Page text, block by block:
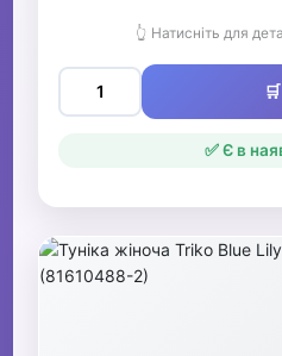
👆 Натисніть для
✅ Є в